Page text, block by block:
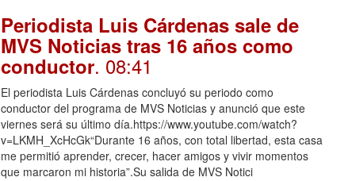
Periodista Luis Cárdenas sale de
MVS Noticias tras 16 años como
conductor. 08:41
El periodista Luis Cárdenas concluyó su periodo como
conductor del programa de MVS Noticias y anunció que este
viernes será su último día.https://www.youtube.com/watch?
v=LKMH_XcHcGk“Durante 16 años, con total libertad, esta casa
me permitió aprender, crecer, hacer amigos y vivir momentos
que marcaron mi historia”.Su salida de MVS Notici